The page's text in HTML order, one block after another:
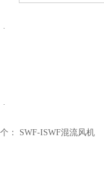
.
.
： SWF-ISWF混流风机